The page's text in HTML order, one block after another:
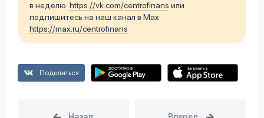
в неделю: https://vk.com/centrofinans или
подпишитесь на наш канал в Max:
https://max.ru/centrofinans
Поделиться